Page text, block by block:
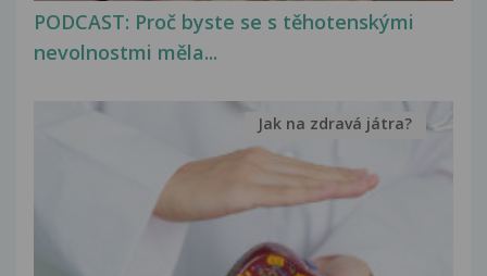
PODCAST: Proč byste se s těhotenskými
nevolnostmi měla...
Jak na zdravá játra?